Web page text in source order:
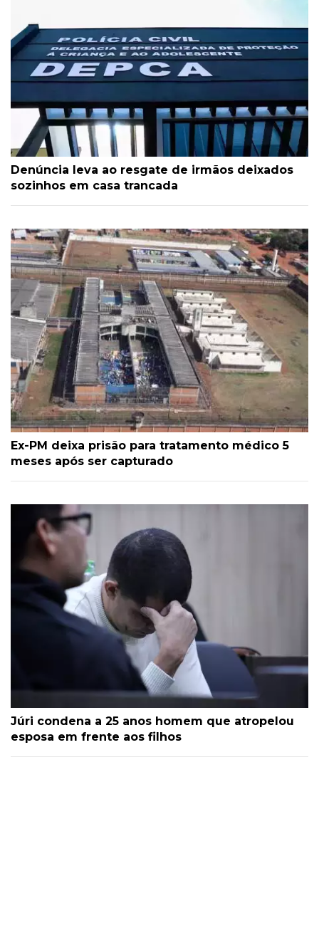
Denúncia leva ao resgate de irmãos deixados
sozinhos em casa trancada
Ex-PM deixa prisão para tratamento médico 5
meses após ser capturado
Júri condena a 25 anos homem que atropelou
esposa em frente aos filhos